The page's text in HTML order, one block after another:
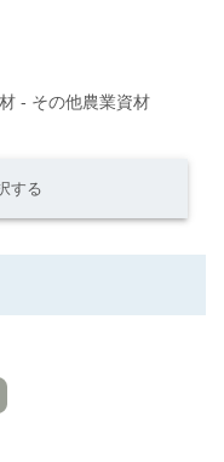
- その他農業資材
する